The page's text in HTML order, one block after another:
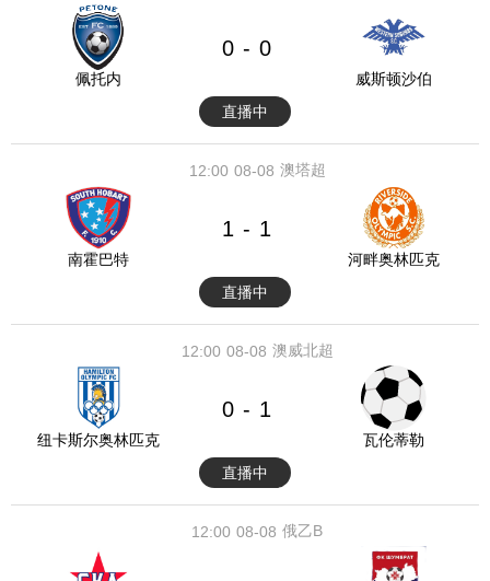
佩托内
0 - 0
威斯顿沙伯
直播中
08-08
12:00 澳塔超
南霍巴特
1 - 1
河畔奥林匹克
直播中
08-08
12:00 澳威北超
纽卡斯尔奥林匹克
0 - 1
瓦伦蒂勒
直播中
08-08
12:00 俄乙B